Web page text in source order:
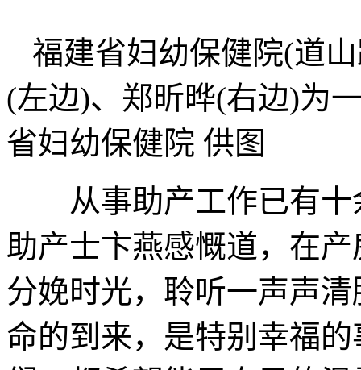
福建省妇幼保健院(道
(左边)、郑昕晔(右边)为
省妇幼保健院 供图
从事助产工作已有十
助产士卞燕感慨道，在
分娩时光，聆听一声声
命的到来，是特别幸福